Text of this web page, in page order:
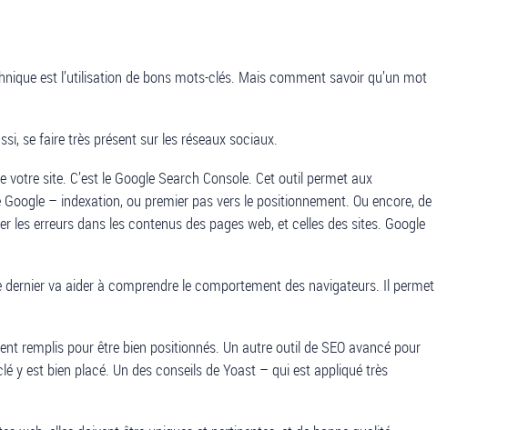
est l’utilisation de bons mots-clés. Mais comment savoir qu’un mot
se faire très présent sur les réseaux sociaux.
site. C’est le Google Search Console. Cet outil permet aux
– indexation, ou premier pas vers le positionnement. Ou encore, de
erreurs dans les contenus des pages web, et celles des sites. Google
va aider à comprendre le comportement des navigateurs. Il permet
remplis pour être bien positionnés. Un autre outil de SEO avancé pour
y est bien placé. Un des conseils de Yoast – qui est appliqué très